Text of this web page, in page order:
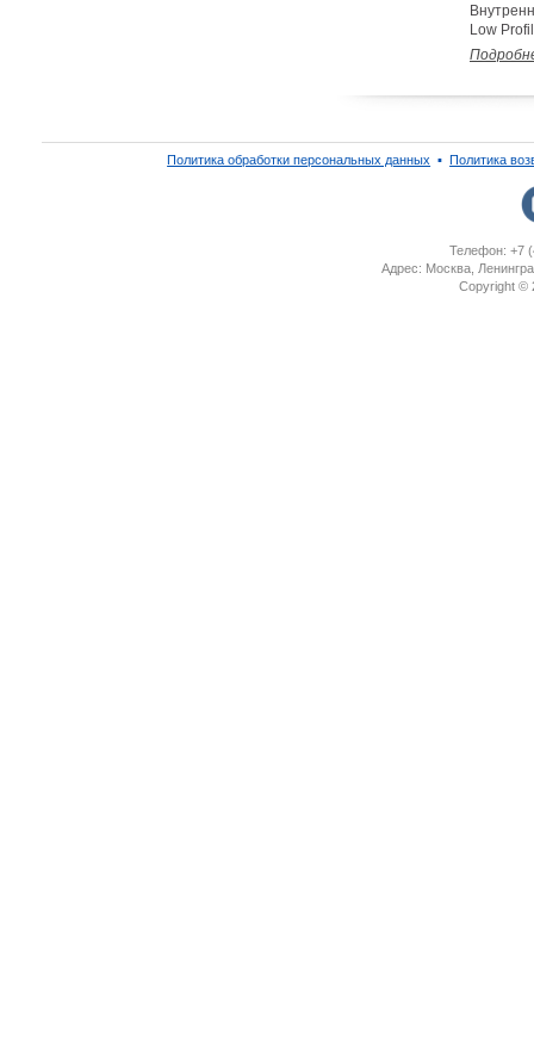
Low
Политика обработки персональных данных ▪ Политика
Телефон: +7
Адрес: Москва,
Copyright ©